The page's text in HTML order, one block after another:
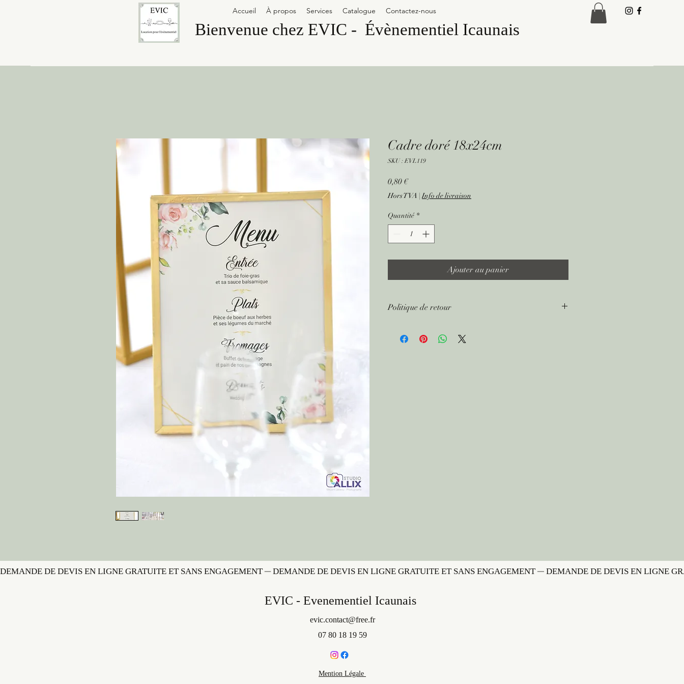
Accueil À propos Services Catalogue Contactez-nous
Bienvenue chez EVIC - Évènementiel Icaunais
Cadre doré 18x24cm
SKU : EVL119
0,80 €Prix
Hors TVA |Info de livraison
Quantité *
Ajouter au panier
Politique de retour
DEMANDE DE DEVIS EN LIGNE GRATUITE ET SANS ENGAGEMENT
EVIC - Evenementiel Icaunais
evic.contact@free.fr
​07 80 18 19 59
Mention Légale